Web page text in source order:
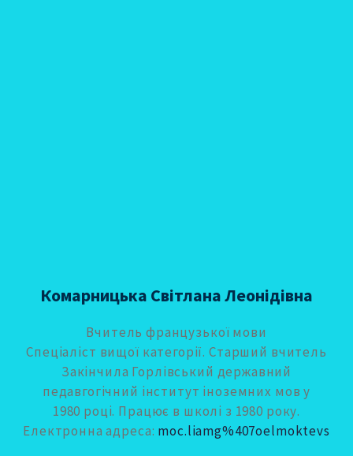
Комарницька Світлана Леонідівна
Вчитель французької мови
Спеціаліст вищої категорії. Старший вчитель
Закінчила Горлівський державний
педавгогічний інститут іноземних мов у
1980 році. Працює в школі з 1980 року.
Електронна адреса: moc.liamg%407oelmoktevs